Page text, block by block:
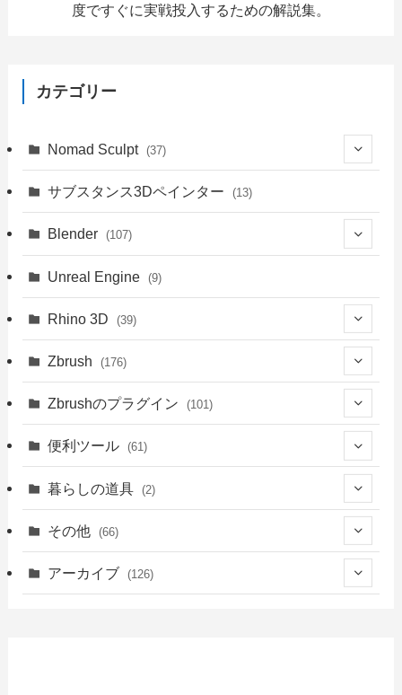
度ですぐに実戦投入するための解説集。
カテゴリー
Nomad Sculpt (37)
(9)
(6)
(3)
(1)
サブスタンス3Dペインター (13)
Blender (107)
(18)
(4)(39)
Unreal Engine (9)
Rhino 3D (39)
(34)
Zbrush (176)
(94)
(14)
(21)
(18)
(76)
Zbrushのプラグイン (101)
(3)
(41)
(3)
(1)
(9)
便利ツール (61)
(39)
(2)
(1)
暮らしの道具 (2)
その他 (66)
(7)
アーカイブ (126)